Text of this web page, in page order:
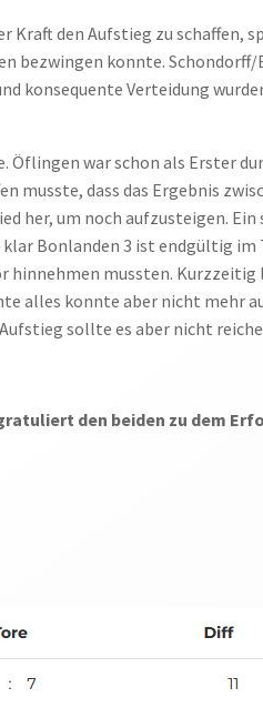
Kraft den Aufstieg zu schaffen,
bezwingen konnte.
konsequente Verteidung
war schon als Erster
musste, dass das Ergebnis
her, um noch aufzusteigen.
Bonlanden 3 ist endgültig im
hinnehmen mussten. Kurzzeitig
alles konnte aber nicht mehr
sollte es aber nicht
den beiden zu dem